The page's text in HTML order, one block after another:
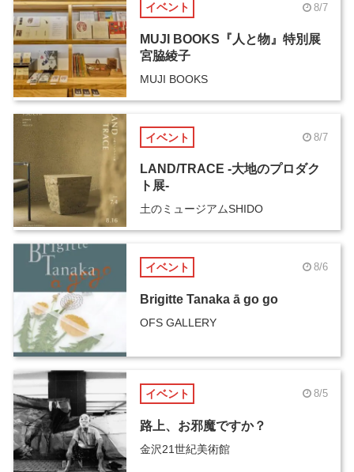
イベント 8/7
MUJI BOOKS『人と物』特別展
宮脇綾子
MUJI BOOKS
イベント 8/7
LAND/TRACE -大地のプロダク
ト展-
土のミュージアムSHIDO
イベント 8/6
Brigitte Tanaka ā go go
OFS GALLERY
イベント 8/5
路上、お邪魔ですか？
金沢21世紀美術館